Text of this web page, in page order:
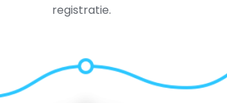
registratie.